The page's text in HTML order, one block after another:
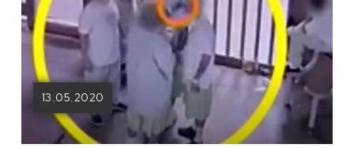
13.05.2020